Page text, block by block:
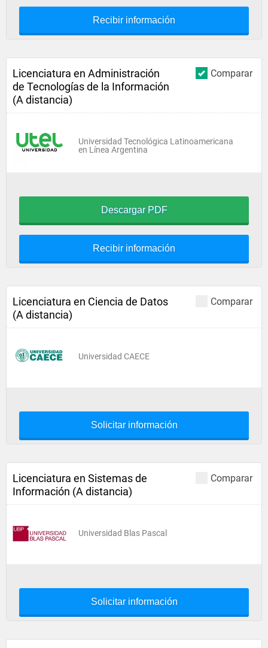
Recibir información
Comparar
Licenciatura en Administración
de Tecnologías de la Información
(A distancia)
Universidad Tecnológica Latinoamericana
en Línea Argentina
Descargar PDF
Recibir información
Comparar
Licenciatura en Ciencia de Datos
(A distancia)
Universidad CAECE
Solicitar información
Comparar
Licenciatura en Sistemas de
Información (A distancia)
Universidad Blas Pascal
Solicitar información